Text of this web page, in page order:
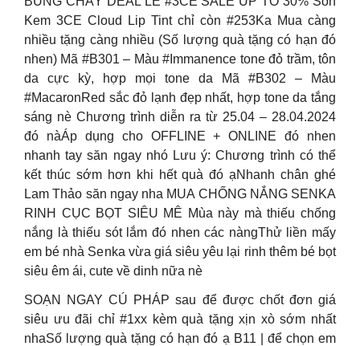
Kem 3CE Cloud Lip Tint chỉ còn #253Ka Mua càng
nhiều tặng càng nhiều (Số lượng quà tặng có hạn đó
nhen) Mã #B301 – Màu #Immanence tone đỏ trầm, tôn
da cực kỳ, hợp mọi tone da Mã #B302 – Màu
#MacaronRed sắc đỏ lạnh đẹp nhất, hợp tone da tắng
sáng nè Chương trình diễn ra từ 25.04 – 28.04.2024
đó nàÁp dụng cho OFFLINE + ONLINE đó nhen
nhanh tay săn ngay nhó Lưu ý: Chương trình có thể
kết thúc sớm hơn khi hết quà đó ạNhanh chân ghé
Lam Thảo săn ngay nha MUA CHỐNG NẮNG SENKA
RINH CỤC BỌT SIÊU MÊ Mùa này mà thiếu chống
nắng là thiếu sót lắm đó nhen các nàngThử liền mấy
em bé nhà Senka vừa giá siêu yêu lại rinh thêm bé bọt
siêu êm ái, cute về dinh nữa nè
SOẠN NGAY CÚ PHÁP sau để được chốt đơn giá
siêu ưu đãi chỉ #1xx kèm quà tặng xịn xò sớm nhất
nhaSố lượng quà tặng có hạn đó ạ B11 | để chọn em